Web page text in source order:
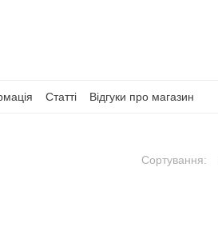
Статті Відгуки про магазин
Сортування: